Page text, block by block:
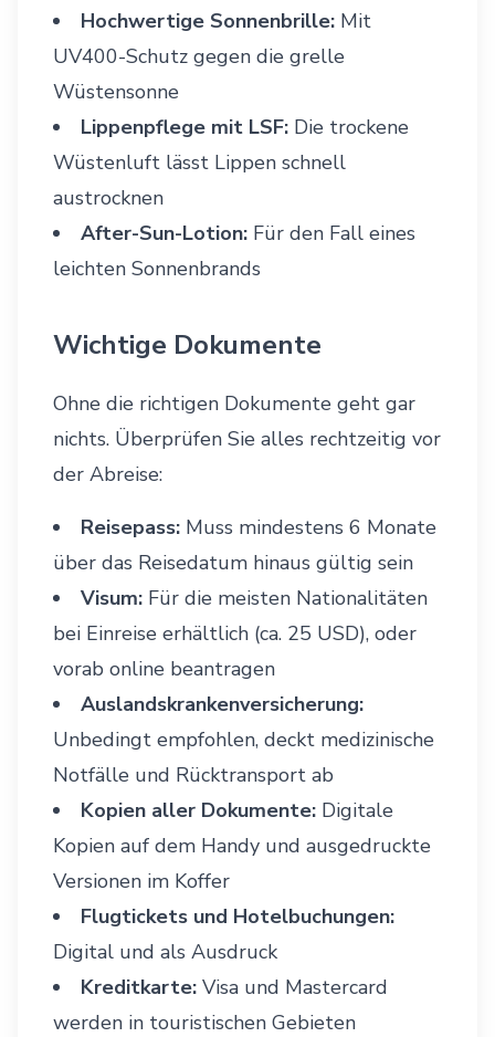
Hochwertige Sonnenbrille: Mit
UV400-Schutz gegen die grelle
Wüstensonne
Lippenpflege mit LSF: Die trockene
Wüstenluft lässt Lippen schnell
austrocknen
After-Sun-Lotion: Für den Fall eines
leichten Sonnenbrands
Wichtige Dokumente
Ohne die richtigen Dokumente geht gar
nichts. Überprüfen Sie alles rechtzeitig vor
der Abreise:
Reisepass: Muss mindestens 6 Monate
über das Reisedatum hinaus gültig sein
Visum: Für die meisten Nationalitäten
bei Einreise erhältlich (ca. 25 USD), oder
vorab online beantragen
Auslandskrankenversicherung:
Unbedingt empfohlen, deckt medizinische
Notfälle und Rücktransport ab
Kopien aller Dokumente: Digitale
Kopien auf dem Handy und ausgedruckte
Versionen im Koffer
Flugtickets und Hotelbuchungen:
Digital und als Ausdruck
Kreditkarte: Visa und Mastercard
werden in touristischen Gebieten